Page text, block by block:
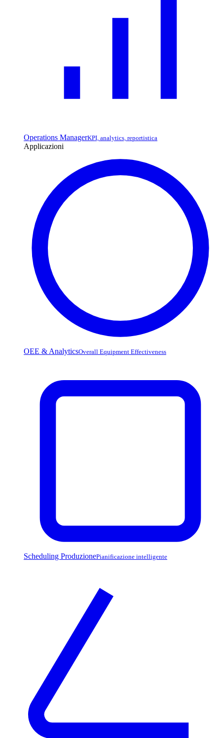
Operations ManagerKPI, analytics, reportistica
Applicazioni
OEE & AnalyticsOverall Equipment Effectiveness
Scheduling ProduzionePianificazione intelligente